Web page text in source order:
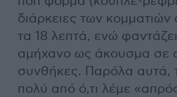
διάρκειες των
τα 18 λεπτά, ενώ
αμήχανο ως άκουσμα σε
συνθήκες. Παρόλα αυτά,
πολύ από ό,τι λέμε